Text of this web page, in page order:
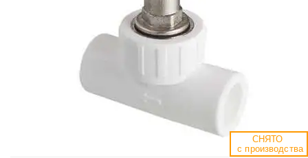
СНЯТО
с производства